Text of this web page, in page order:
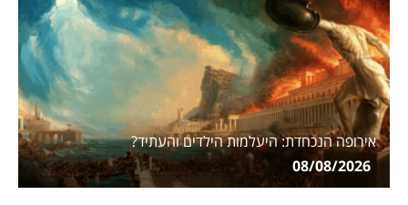
אירופה הנכחדת: היעלמות הילדים והעתיד?